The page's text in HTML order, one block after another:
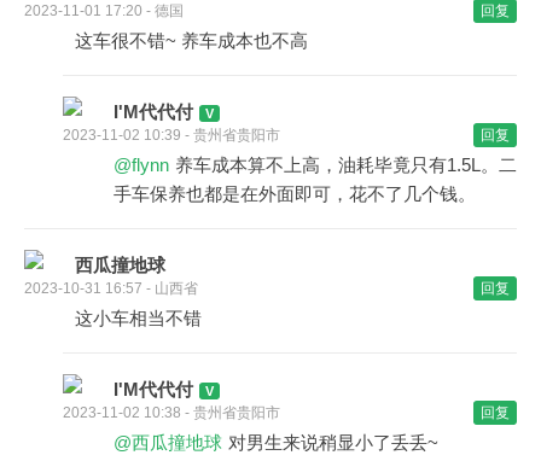
2023-11-01 17:20 - 德国 回复
这车很不错~ 养车成本也不高
I'M代代付
2023-11-02 10:39 - 贵州省贵阳市 回复
@flynn 养车成本算不上高，油耗毕竟只有1.5L。二
手车保养也都是在外面即可，花不了几个钱。
西瓜撞地球
2023-10-31 16:57 - 山西省 回复
这小车相当不错
I'M代代付
2023-11-02 10:38 - 贵州省贵阳市 回复
@西瓜撞地球 对男生来说稍显小了丢丢~